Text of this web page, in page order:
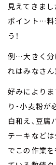
見えてきまし
ポイント…料
う！
例…大きく分
れはみなさん
好みによりま
り・小麦粉が
白和え、豆腐
テーキなど
でこの作業